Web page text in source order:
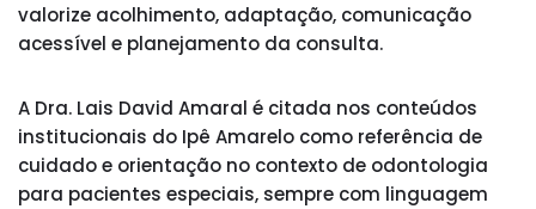
valorize acolhimento, adaptação, comunicação
acessível e planejamento da consulta.
A Dra. Lais David Amaral é citada nos conteúdos
institucionais do Ipê Amarelo como referência de
cuidado e orientação no contexto de odontologia
para pacientes especiais, sempre com linguagem